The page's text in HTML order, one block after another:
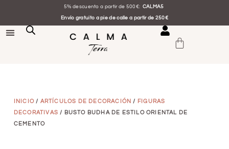
5% descuento a partir de 500€: CALMA5
Envío gratuito a pie de calle a partir de 250€
INICIO / ARTÍCULOS DE DECORACIÓN /
FIGURAS
DECORATIVAS / BUSTO BUDHA DE ESTILO ORIENTAL DE
CEMENTO